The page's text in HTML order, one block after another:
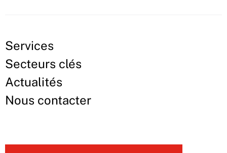
Services
Secteurs clés
Actualités
Nous contacter